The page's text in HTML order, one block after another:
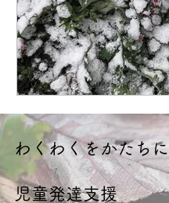
​児童発達支援
​わくわくをかたちに